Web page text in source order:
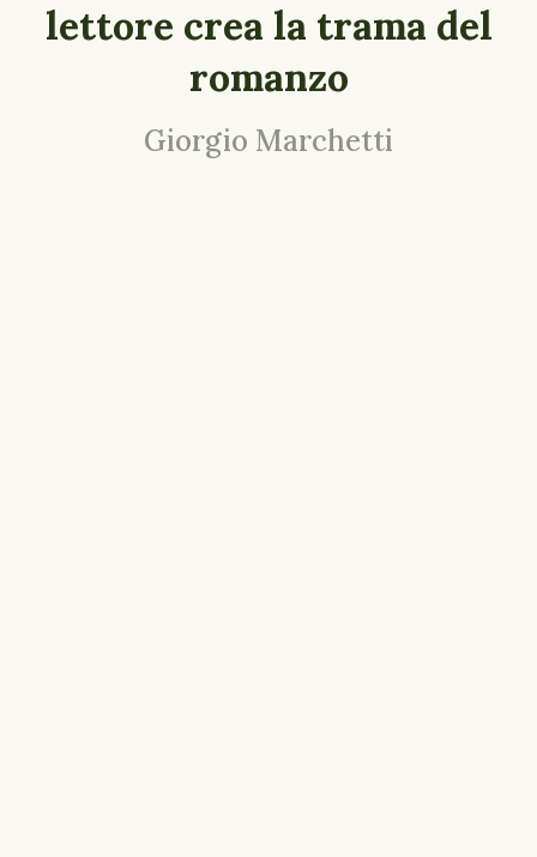
lettore crea la trama del
romanzo
Giorgio Marchetti